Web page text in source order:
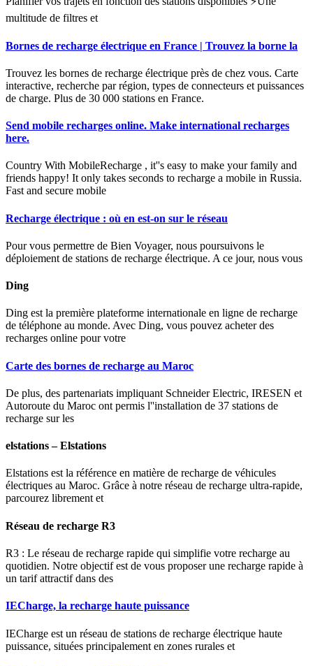
multitude de filtres et
Bornes de recharge électrique en France | Trouvez la borne la
Trouvez les bornes de recharge électrique près de chez vous. Carte
interactive, recherche par région, types de connecteurs et puissances
de charge. Plus de 30 000 stations en France.
Send mobile recharges online. Make international recharges
here.
Country With MobileRecharge , it''s easy to make your family and
friends happy! It only takes seconds to recharge a mobile in Russia.
Fast and secure mobile
Recharge électrique : où en est-on sur le réseau
Pour vous permettre de Bien Voyager, nous poursuivons le
déploiement de stations de recharge électrique. A ce jour, nous vous
Ding
Ding est la première plateforme internationale en ligne de recharge
de téléphone au monde. Avec Ding, vous pouvez acheter des
recharges online pour votre
Carte des bornes de recharge au Maroc
De plus, des partenariats impliquant Schneider Electric, IRESEN et
Autoroute du Maroc ont permis l''installation de 37 stations de
recharge sur les
elstations – Elstations
Elstations est la référence en matière de recharge de véhicules
électriques au Maroc. Grâce à notre réseau de recharge ultra-rapide,
parcourez librement et
Réseau de recharge R3
R3 : Le réseau de recharge rapide qui simplifie votre recharge au
quotidien. Notre objectif est de vous proposer une recharge rapide à
un tarif attractif dans des
IECharge, la recharge haute puissance
IECharge est un réseau de stations de recharge électrique haute
puissance, situées principalement en zones rurales et